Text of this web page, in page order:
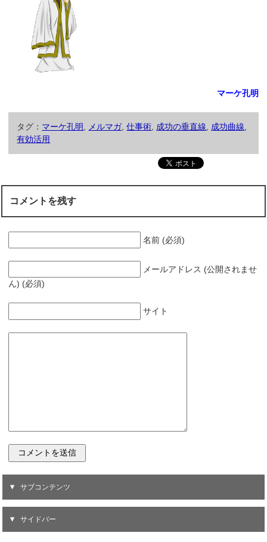
マーケ孔明
タグ： マーケ孔明 メルマガ,仕事術 成功の垂直線 成功曲線
有効活用
コメントを残す
名前 (必須)
メールアドレス (公開されませ
ん) (必須)
サイト
サブコンテンツ
サイドバー